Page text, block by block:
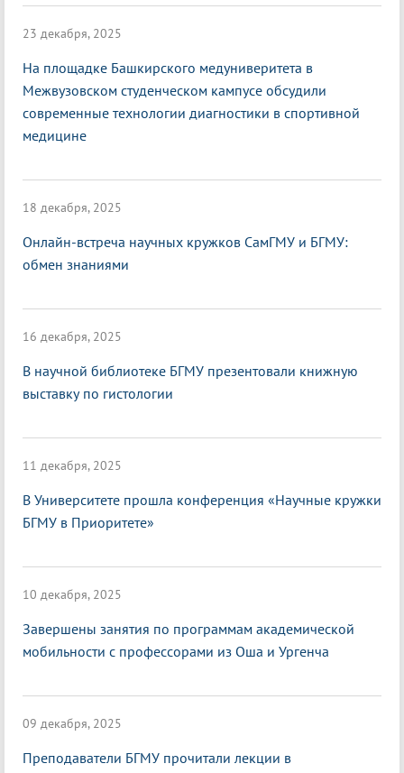
23 декабря, 2025
На площадке Башкирского медуниверитета в
Межвузовском студенческом кампусе обсудили
современные технологии диагностики в спортивной
медицине
18 декабря, 2025
Онлайн-встреча научных кружков СамГМУ и БГМУ:
обмен знаниями
16 декабря, 2025
В научной библиотеке БГМУ презентовали книжную
выставку по гистологии
11 декабря, 2025
В Университете прошла конференция «Научные кружки
БГМУ в Приоритете»
10 декабря, 2025
Завершены занятия по программам академической
мобильности с профессорами из Оша и Ургенча
09 декабря, 2025
Преподаватели БГМУ прочитали лекции в